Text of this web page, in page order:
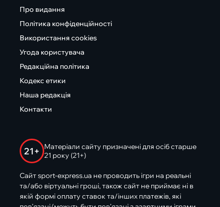
Про видання
Політика конфіденційності
Використання cookies
Угода користувача
Редакційна політика
Кодекс етики
Наша редакція
Контакти
21+
Матеріали сайту призначені для осіб старше
21 року (21+)
Сайт sport-express.ua не проводить ігри на реальні
та/або віртуальні гроші, також сайт не приймає ні в
якій формі оплату ставок та/інших платежів, які